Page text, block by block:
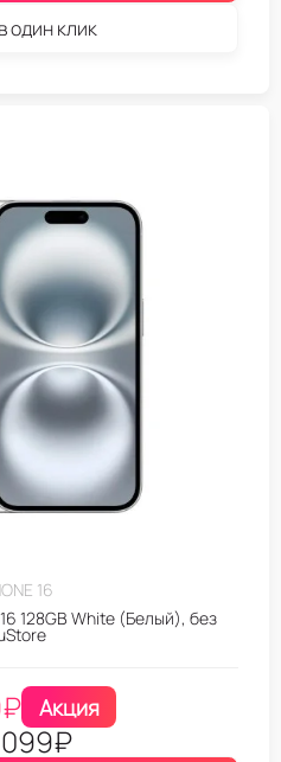
один клик
16
128GB White (Белый), без
₽ Акция
₽